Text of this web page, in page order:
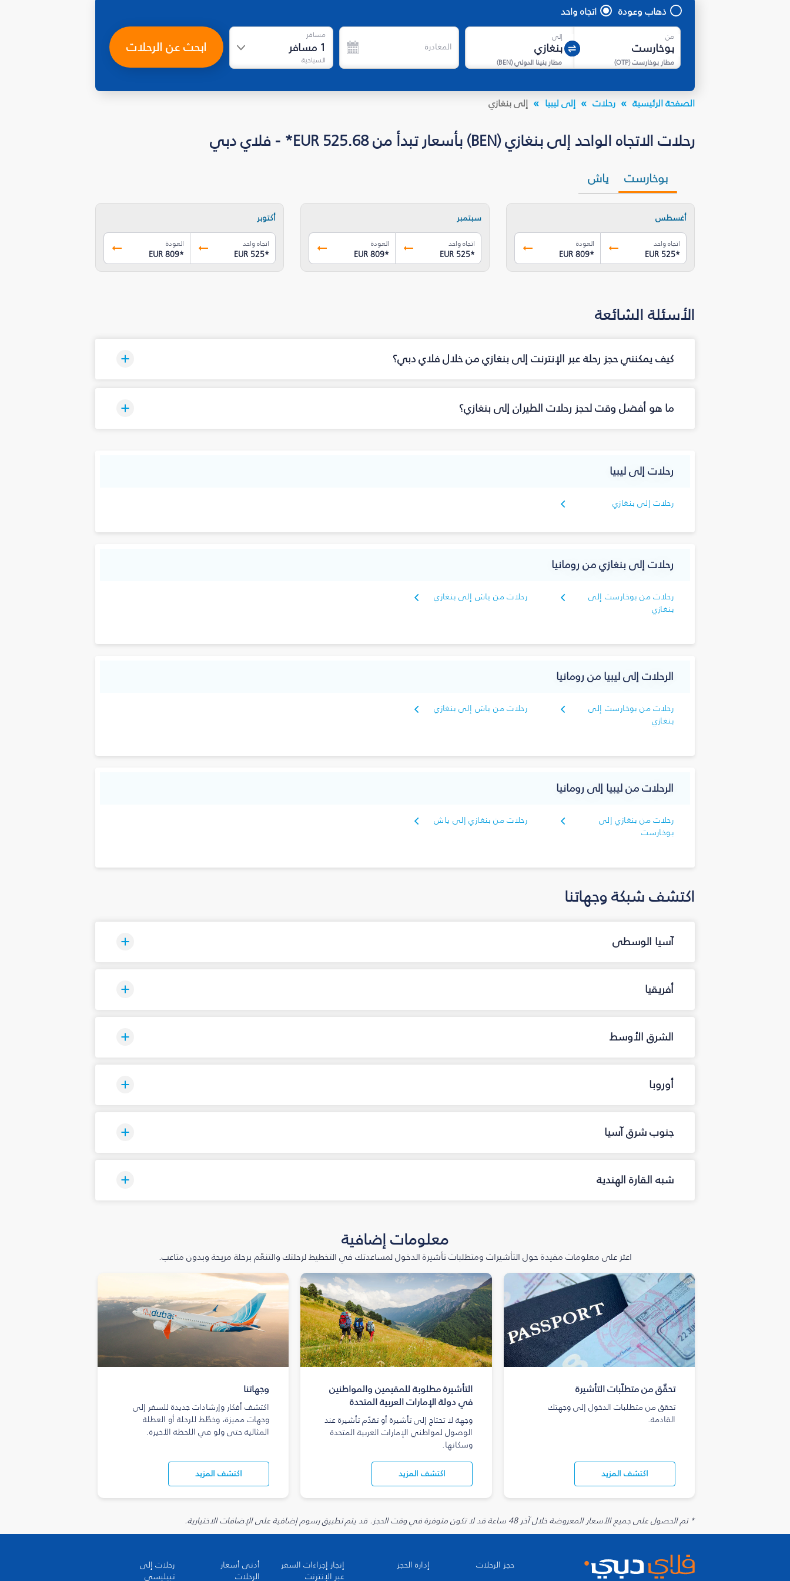
ذهاب وعودة اتجاه واحد
من
مطار بوخارست(
OTP
)
إلى
مطار بنينا الدولي(
BEN
)
المغادرة
مسافر
1 مسافر
السياحية
ابحث عن الرحلات
الصفحة الرئيسية رحلات إلى ليبيا إلى بنغازي
رحلات الاتجاه الواحد إلى بنغازي (BEN) بأسعار تبدأ من EUR 525.68* - فلاي دبي
بوخارست ياش
أغسطس
اتجاه واحد
EUR 525*
العودة
EUR 809*
سبتمبر
اتجاه واحد
EUR 525*
العودة
EUR 809*
أكتوبر
اتجاه واحد
EUR 525*
العودة
EUR 809*
الأسئلة الشائعة
كيف يمكنني حجز رحلة عبر الإنترنت إلى بنغازي من خلال فلاي دبي؟
ما هو أفضل وقت لحجز رحلات الطيران إلى بنغازي؟
رحلات إلى ليبيا
رحلات إلى بنغازي
رحلات إلى بنغازي من رومانيا
رحلات من بوخارست إلى
بنغازي
رحلات من ياش إلى بنغازي
الرحلات إلى ليبيا من رومانيا
رحلات من بوخارست إلى
بنغازي
رحلات من ياش إلى بنغازي
الرحلات من ليبيا إلى رومانيا
رحلات من بنغازي إلى
بوخارست
رحلات من بنغازي إلى ياش
اكتشف شبكة وجهاتنا
آسيا الوسطى
أفريقيا
الشرق الأوسط
أوروبا
جنوب شرق آسيا
شبه القارة الهندية
معلومات إضافية
اعثر على معلومات مفيدة حول التأشيرات ومتطلبات تأشيرة الدخول لمساعدتك في التخطيط لرحلتك والتنعّم برحلة مريحة وبدون متاعب.
تحقّق من متطلّبات التأشيرة
تحقق من متطلبات الدخول إلى وجهتك
القادمة.
اكتشف المزيد
التأشيرة مطلوبة للمقيمين والمواطنين
في دولة الإمارات العربية المتحدة
وجهة لا تحتاج إلى تأشيرة أو تقدّم تأشيرة عند
الوصول لمواطني الإمارات العربية المتحدة
وسكانها.
اكتشف المزيد
وجهاتنا
اكتشف أفكار وإرشادات جديدة للسفر إلى
وجهات مميزة، وخطّط للرحلة أو العطلة
المثالية حتى ولو في اللحظة الأخيرة.
اكتشف المزيد
* تم الحصول على جميع الأسعار المعروضة خلال آخر 48 ساعة قد لا تكون متوفرة في وقت الحجز. قد يتم تطبيق رسوم إضافية على الإضافات الاختيارية.
حجز الرحلات
إدارة الحجز
إنجاز إجراءات السفر
عبر الإنترنت
أدنى أسعار
الرحلات
رحلات إلى
تبيليسي